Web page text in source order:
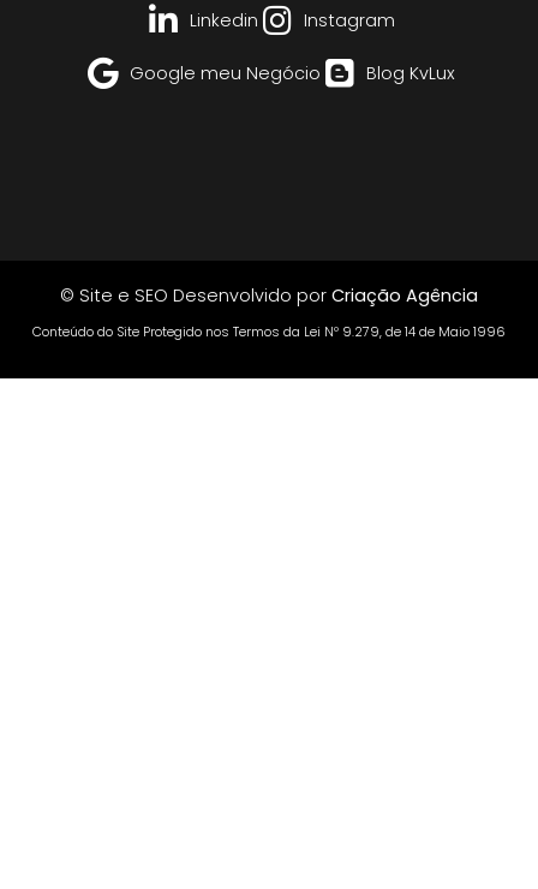
Linkedin Instagram
Google meu Negócio Blog KvLux
© Site e SEO Desenvolvido por Criação Agência
Conteúdo do Site Protegido nos Termos da Lei Nº 9.279, de 14 de Maio 1996